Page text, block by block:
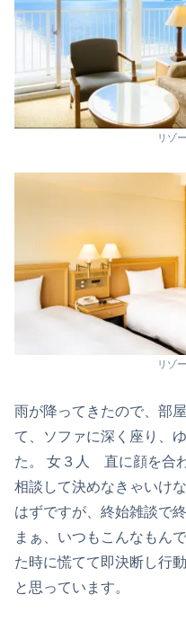
リゾ
リゾ
雨が降ってきたので、部
て、ソファに深く座り、
た。 女３人 直に顔を合
相談して決めなきゃいけ
はずですが、終始雑談で
まぁ、いつもこんなもん
た時に慌てて即決断し行
と思っています。